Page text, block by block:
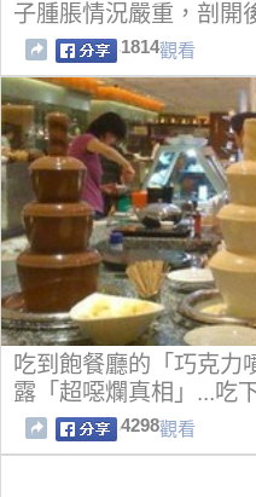
子腫脹情況嚴重，剖開
1814觀看
吃到飽餐廳的「巧克力
露「超噁爛真相」...吃
4298觀看